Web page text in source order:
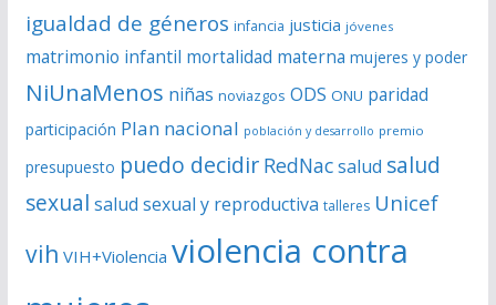
igualdad de géneros infancia justicia jóvenes
matrimonio infantil mortalidad materna mujeres y poder
NiUnaMenos niñas noviazgos ODS ONU paridad
participación Plan nacional población y desarrollo premio
presupuesto puedo decidir RedNacsalud salud
sexual salud sexual y reproductiva talleres Unicef
vih VIH+Violencia violencia contra